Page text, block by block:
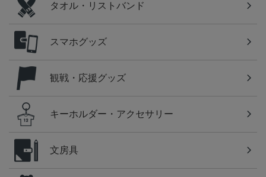
タオル・リストバンド
スマホグッズ
観戦・応援グッズ
キーホルダー・アクセサリー
文房具